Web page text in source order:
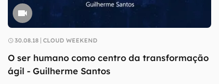
30.08.18 CLOUD WEEKEND
O ser humano como centro da transformação
ágil - Guilherme Santos